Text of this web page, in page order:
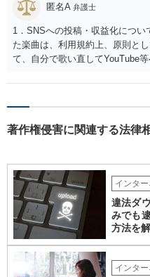
匿名A 弁護士
1．SNSへの投稿・収益化につ
た楽曲は、利用規約上、原則と
て、自分で歌い直してYouTube
確認してください。 2．メロデ
ば、原則として使用可能です。
の創作的な関与が乏しい場合、
す。自分で歌い直しただけで、
ありません。 なお、自分で歌い
作権が成立するか否かとは別に
す。ただし、この権利は、Suno
いて著作権を取得することを意
への登録は必須ではありません
詞、作曲、編曲等にどの程度創
著作権侵害に関連する法律
インター
違法ダ
みでも
方法を
インター